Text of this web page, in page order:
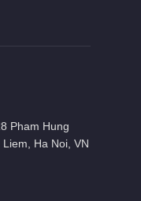
Pham Hung
Ha Noi, VN